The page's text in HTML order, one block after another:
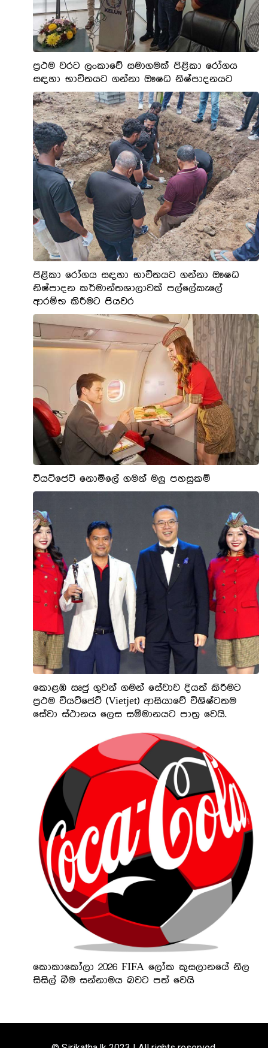
ප්‍රථම වරට ලංකාවේ සමාගමක් පිළිකා රෝගය
සඳහා භාවිතයට ගන්නා ඖෂධ නිෂ්පාදනයට
පිළිකා රෝගය සඳහා භාවිතයට ගන්නා ඖෂධ
නිෂ්පාදන කර්මාන්තශාලාවක් පල්ලේකැලේ
ආරම්භ කිරීමට පියවර
වියට්ජෙට් නොමිලේ ගමන් මලු පහසුකම්
කොළඹ සෘජු ගුවන් ගමන් සේවාව දියත් කිරීමට
ප්‍රථම වියට්ජෙට් (Vietjet) ආසියාවේ විශිෂ්ටතම
සේවා ස්ථානය ලෙස සම්මානයට පාත්‍ර වෙයි.
කොකාකෝලා 2026 FIFA ලෝක කුසලානයේ නිල
සිසිල් බීම සන්නාමය බවට පත් වෙයි